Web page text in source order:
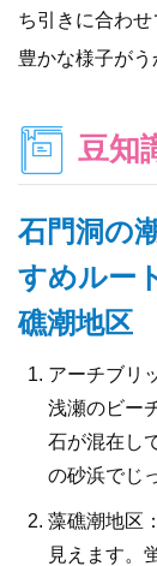
ち引きに合わ
豊かな様子がう
豆知
石門洞の
すめルー
礁潮地区
アーチブリ
浅瀬のビー
石が混在し
の砂浜でじ
藻礁潮地区
見えます。